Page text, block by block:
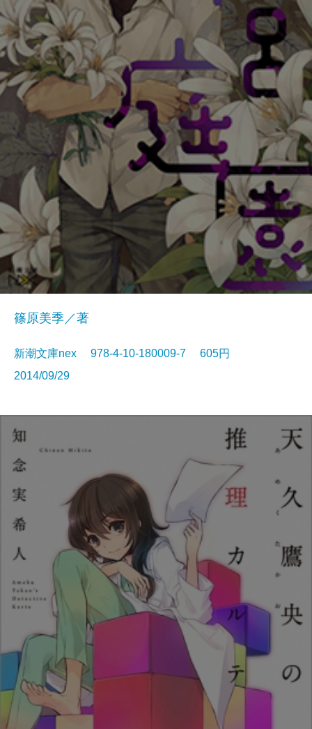
篠原美季／著
新潮文庫nex 978-4-10-180009-7 605円
2014/09/29